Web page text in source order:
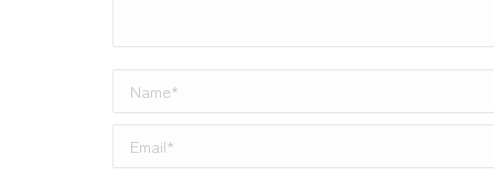
Name *
Email *